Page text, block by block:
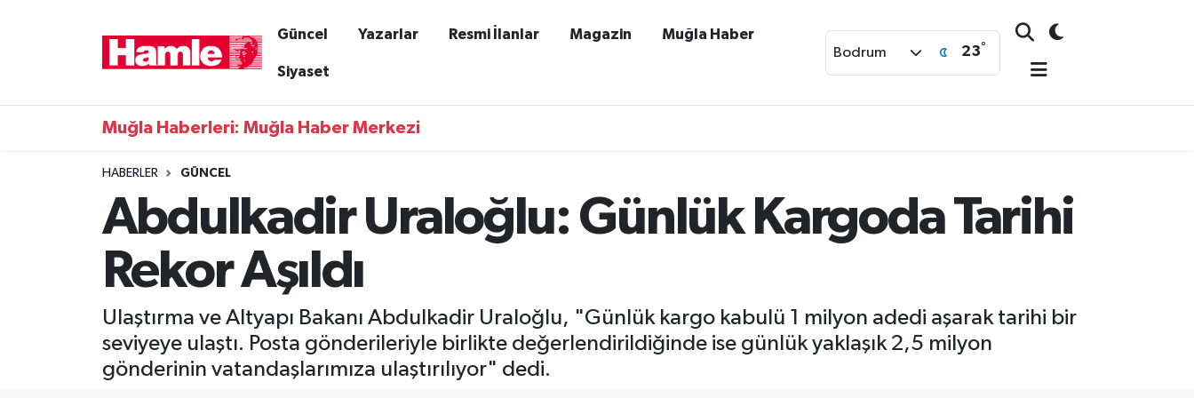
Güncel Yazarlar Resmi İlanlar Magazin Muğla Haber
Siyaset
Bodrum 23°
Muğla Haberleri: Muğla Haber Merkezi
HABERLER GÜNCEL
Abdulkadir Uraloğlu: Günlük Kargoda Tarihi
Rekor Aşıldı
Ulaştırma ve Altyapı Bakanı Abdulkadir Uraloğlu, "Günlük kargo kabulü 1 milyon adedi aşarak tarihi bir
seviyeye ulaştı. Posta gönderileriyle birlikte değerlendirildiğinde ise günlük yaklaşık 2,5 milyon
gönderinin vatandaşlarımıza ulaştırılıyor" dedi.
Magazin
Muğla Haber
Muğla Nöbetçi Eczaneler
Muğla Trafik Yoğunluk Haritası
Süper Lig Puan Durumu ve Fikstür
Son Dakika Haberleri
Haber Arşivi